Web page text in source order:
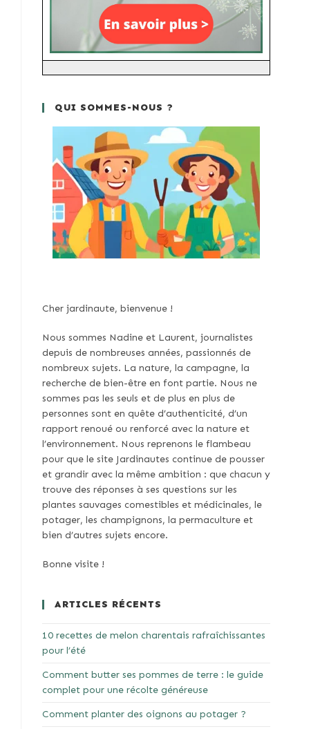
QUI SOMMES-NOUS ?
Cher jardinaute, bienvenue !
Nous sommes Nadine et Laurent, journalistes
depuis de nombreuses années, passionnés de
nombreux sujets. La nature, la campagne, la
recherche de bien-être en font partie. Nous ne
sommes pas les seuls et de plus en plus de
personnes sont en quête d’authenticité, d’un
rapport renoué ou renforcé avec la nature et
l’environnement. Nous reprenons le flambeau
pour que le site Jardinautes continue de pousser
et grandir avec la même ambition : que chacun y
trouve des réponses à ses questions sur les
plantes sauvages comestibles et médicinales, le
potager, les champignons, la permaculture et
bien d’autres sujets encore.
Bonne visite !
ARTICLES RÉCENTS
10 recettes de melon charentais rafraîchissantes
pour l’été
Comment butter ses pommes de terre : le guide
complet pour une récolte généreuse
Comment planter des oignons au potager ?